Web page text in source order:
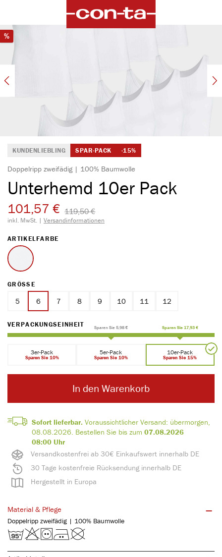
Bildergalerie überspringen
%Rabatt
Versandkostenfrei ab 30€ Einkaufswert innerhalb DE
30 Tage kostenfreie Rücksendung innerhalb DE
Hergestellt in Europa
KUNDENLIEBLING SPAR-PACK -15%
Doppelripp zweifädig | 100% Baumwolle
Unterhemd 10er Pack
101,57 € 119,50 €​
inkl. MwSt. | Versandinformationen
Sofort lieferbar. Voraussichtlicher Versand: übermorgen,
08.08.2026. Bestellen Sie bis zum 07.08.2026
08:00 Uhr
ARTIKELFARBE
weiss
GRÖSSE AUSWÄHLEN
5 6 7 8 9 10 11 12
VERPACKUNGSEINHEITAUSWÄHLEN
Sparen Sie 5,98 € Sparen Sie 17,93 €
3er-Pack
Sparen Sie 10%
5er-Pack
Sparen Sie 10%
10er-Pack
Sparen Sie 15%
In den Warenkorb
Material & Pflege
Doppelripp zweifädig | 100% Baumwolle